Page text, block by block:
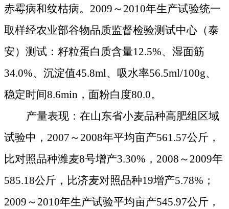
赤霉病和纹枯病。 2009 ～ 2010年生产试验统一
取样经农业部谷物品质监督检验测试中心（泰
安）测试：籽粒蛋白质含量12.5%、湿面筋
34.0%、沉淀值45.8ml、吸水率56.5ml/100g、
稳定时间8.6min ，面粉白度80.0。
产量表现：在山东省小麦品种高肥组区域
试验中， 2007 ～ 2008年平均亩产561.57公斤 ，
比对照品种潍麦8号增产3.30% ， 2008 ～ 2009年
585.18公斤 ，比济麦对照品种19增产5.78% ；
2009 ～ 2010年生产试验平均亩产545.97公斤 ，